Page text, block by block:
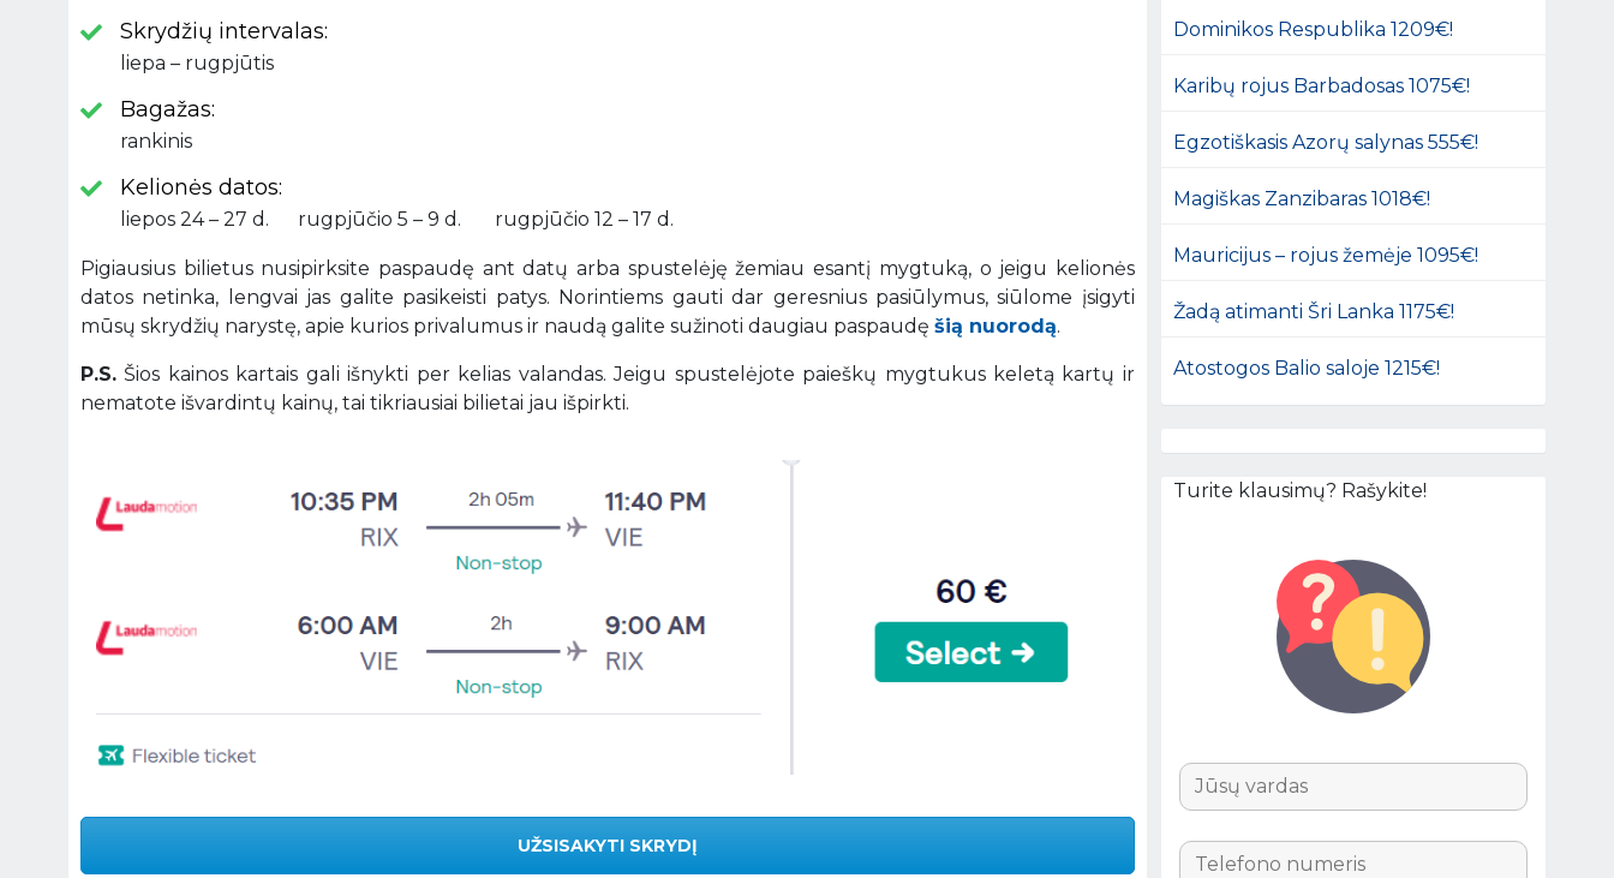
Skrydžių intervalas:
liepa – rugpjūtis
Bagažas:
rankinis
Kelionės datos:
liepos 24 – 27 d. rugpjūčio 5 – 9 d. rugpjūčio 12 – 17 d.
Pigiausius bilietus nusipirksite paspaudę ant datų arba spustelėję žemiau esantį mygtuką, o jeigu kelionės
datos netinka, lengvai jas galite pasikeisti patys. Norintiems gauti dar geresnius pasiūlymus, siūlome įsigyti
mūsų skrydžių narystę, apie kurios privalumus ir naudą galite sužinoti daugiau paspaudę šią nuorodą.
P.S. Šios kainos kartais gali išnykti per kelias valandas. Jeigu spustelėjote paieškų mygtukus keletą kartų ir
nematote išvardintų kainų, tai tikriausiai bilietai jau išpirkti.
UŽSISAKYTI SKRYDĮ
Dominikos Respublika 1209€!
Karibų rojus Barbadosas 1075€!
Egzotiškasis Azorų salynas 555€!
Magiškas Zanzibaras 1018€!
Mauricijus – rojus žemėje 1095€!
Žadą atimanti Šri Lanka 1175€!
Atostogos Balio saloje 1215€!
Turite klausimų? Rašykite!